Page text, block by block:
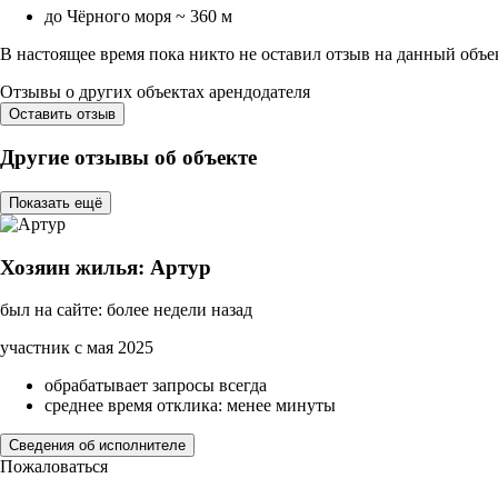
до Чёрного моря ~ 360 м
В настоящее время пока никто не оставил отзыв на данный
Отзывы о других объектах арендодателя
Оставить отзыв
Другие отзывы об объекте
Показать ещё
Хозяин жилья: Артур
был на сайте: более недели назад
участник с мая 2025
обрабатывает запросы всегда
среднее время отклика: менее минуты
Сведения об исполнителе
Пожаловаться